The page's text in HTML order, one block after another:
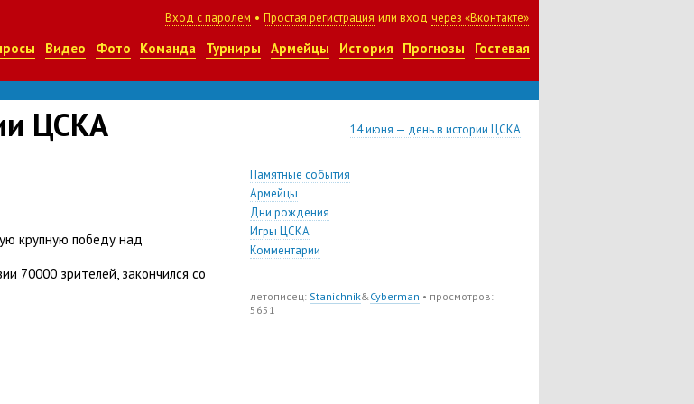
Вход с паролем • Простая регистрация или вход через «Вконтакте»
Видео Фото Команда Турниры Армейцы История Прогнозы Гостевая
ЦСКА 14 июня — день в истории ЦСКА
крупную победу над
70000 зрителей, закончился со
Памятные события
Армейцы
Дни рождения
Игры ЦСКА
Комментарии
летописец: Stanichnik&Cyberman • просмотров:
5651